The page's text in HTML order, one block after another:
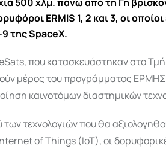
ERMIS 1, 2 και 3, οι
της SpaceX.
που κατασκευάστηκαν στο
μέρος του προγράμματος ΕΡΜΗΣ
καινοτόμων διαστημικών
τεχνολογιών που θα
of Things (IoT), οι